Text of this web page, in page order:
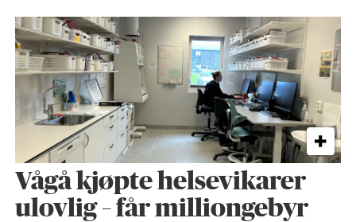
Vågå kjøpte helse­vikarer
ulovlig – får milliongebyr